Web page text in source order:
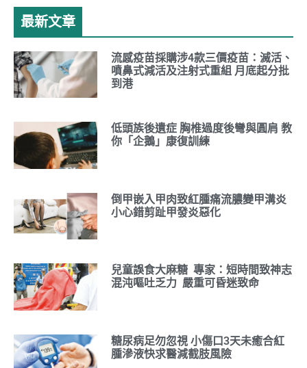
最新文章
流感疫苗採購涉4款三價疫苗：滅活、
噴鼻式減活及注射式重組 月底起分批
到港
低頭族後遺症 胸椎過度後彎與圓肩 教
你「企鵝」康復訓練
倒甲嵌入甲肉致紅腫痛流膿變甲溝炎
小心錯剪趾甲發炎惡化
兒童誤食大麻糖 專家：短時間致神志
混沌嘔吐乏力 嚴重可昏迷致命
糖尿病足勿忽視 小傷口3天未癒合紅
腫滲液快求醫減截肢風險